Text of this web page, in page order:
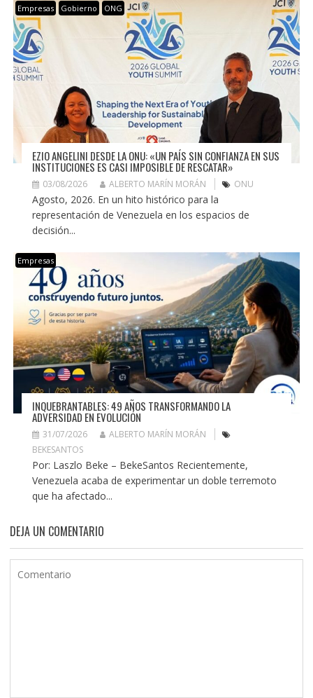
Empresas Gobierno ONG
EZIO ANGELINI DESDE LA ONU: «UN PAÍS SIN CONFIANZA EN SUS
INSTITUCIONES ES CASI IMPOSIBLE DE RESCATAR»
03/08/2026 ALBERTO MARÍN MORÁN ONU
Agosto, 2026. En un hito histórico para la
representación de Venezuela en los espacios de
decisión...
Empresas
INQUEBRANTABLES: 49 AÑOS TRANSFORMANDO LA
ADVERSIDAD EN EVOLUCIÓN
31/07/2026
ALBERTO MARÍN MORÁN
BEKESANTOS
Por: Laszlo Beke – BekeSantos Recientemente,
Venezuela acaba de experimentar un doble terremoto
que ha afectado...
DEJA UN COMENTARIO